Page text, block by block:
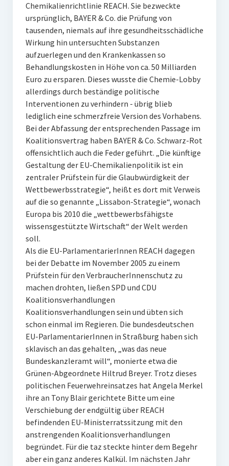
Chemikalienrichtlinie REACH. Sie bezweckte
ursprünglich, BAYER & Co. die Prüfung von
tausenden, niemals auf ihre gesundheitsschädliche
Wirkung hin untersuchten Substanzen
aufzuerlegen und den Krankenkassen so
Behandlungskosten in Höhe von ca. 50 Milliarden
Euro zu ersparen. Dieses wusste die Chemie-Lobby
allerdings durch beständige politische
Interventionen zu verhindern - übrig blieb
lediglich eine schmerzfreie Version des Vorhabens.
Bei der Abfassung der entsprechenden Passage im
Koalitionsvertrag haben BAYER & Co. Schwarz-Rot
offensichtlich auch die Feder geführt. „Die künftige
Gestaltung der EU-Chemikalienpolitik ist ein
zentraler Prüfstein für die Glaubwürdigkeit der
Wettbewerbsstrategie“, heißt es dort mit Verweis
auf die so genannte „Lissabon-Strategie“, wonach
Europa bis 2010 die „wettbewerbsfähigste
wissensgestützte Wirtschaft“ der Welt werden
soll.
Als die EU-ParlamentarierInnen REACH dagegen
bei der Debatte im November 2005 zu einem
Prüfstein für den VerbraucherInnenschutz zu
machen drohten, ließen SPD und CDU
Koalitionsverhandlungen
Koalitionsverhandlungen sein und übten sich
schon einmal im Regieren. Die bundesdeutschen
EU-ParlamentarierInnen in Straßburg haben sich
sklavisch an das gehalten, „was das neue
Bundeskanzleramt will“, monierte etwa die
Grünen-Abgeordnete Hiltrud Breyer. Trotz dieses
politischen Feuerwehreinsatzes hat Angela Merkel
ihre an Tony Blair gerichtete Bitte um eine
Verschiebung der endgültig über REACH
befindenden EU-Ministerratssitzung mit den
anstrengenden Koalitionsverhandlungen
begründet. Für die taz steckte hinter dem Begehr
aber ein ganz anderes Kalkül. Im nächsten Jahr